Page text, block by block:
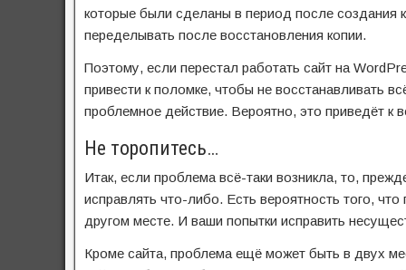
которые были сделаны в период после создания
переделывать после восстановления копии.
Поэтому, если перестал работать сайт на
привести к поломке, чтобы не восстанавливать
проблемное действие. Вероятно, это приведёт к
Не торопитесь…
Итак, если проблема всё-таки возникла, то,
исправлять что-либо. Есть вероятность того,
другом месте. И ваши попытки исправить
Кроме сайта, проблема ещё может быть в двух